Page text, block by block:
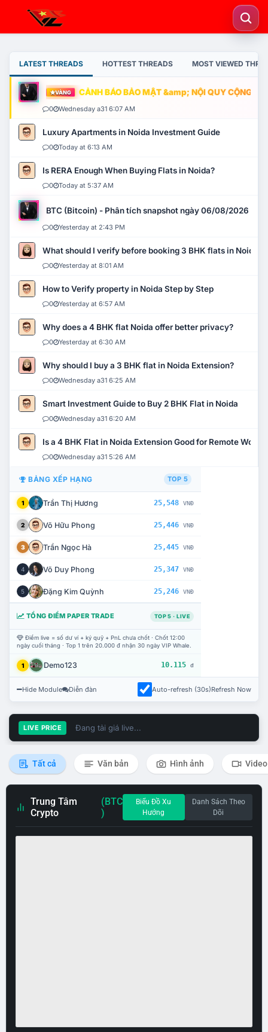
LATEST THREADS HOTTEST THREADS MOST VIEWED
VÀNG CẢNH BÁO BẢO MẬT &amp; NỘI QUY CỘNG
0 Wednesday a31 6:07 AM
Luxury Apartments in Noida Investment Guide
0 Today at 6:13 AM
Is RERA Enough When Buying Flats in Noida?
0 Today at 5:37 AM
BTC (Bitcoin) - Phân tích snapshot ngày 06/08/2026
0 Yesterday at 2:43 PM
What should I verify before booking 3 BHK flats in Noida?
0 Yesterday at 8:01 AM
How to Verify property in Noida Step by Step
0 Yesterday at 6:57 AM
Why does a 4 BHK flat Noida offer better privacy?
0 Yesterday at 6:30 AM
Why should I buy a 3 BHK flat in Noida Extension?
0 Wednesday a31 6:25 AM
Smart Investment Guide to Buy 2 BHK Flat in Noida
0 Wednesday a31 6:20 AM
Is a 4 BHK Flat in Noida Extension Good for Remote Work?
0 Wednesday a31 5:26 AM
BẢNG XẾP HẠNG TOP 5
1 Trần Thị Hương 25,548 VNĐ
2 Võ Hữu Phong 25,446 VNĐ
3 Trần Ngọc Hà 25,445 VNĐ
4 Võ Duy Phong 25,347 VNĐ
5 Đặng Kim Quỳnh 25,246 VNĐ
TỔNG ĐIỂM PAPER TRADE TOP 5 · LIVE
Điểm live = số dư ví + ký quỹ + PnL chưa chốt · Chốt 12:00
ngày cuối tháng · Top 1 trên 20.000 đ nhận 30 ngày VIP Whale.
1 Demo123 10.115 đ
Hide Module Diễn đàn Auto-refresh (30s)Refresh Now
LIVE PRICE Đang tải giá live...
Tất cả Văn bản Hình ảnh Video
Trung Tâm
Crypto
(BTC
)
Biểu Đồ Xu
Hướng
Danh Sách Theo
Dõi